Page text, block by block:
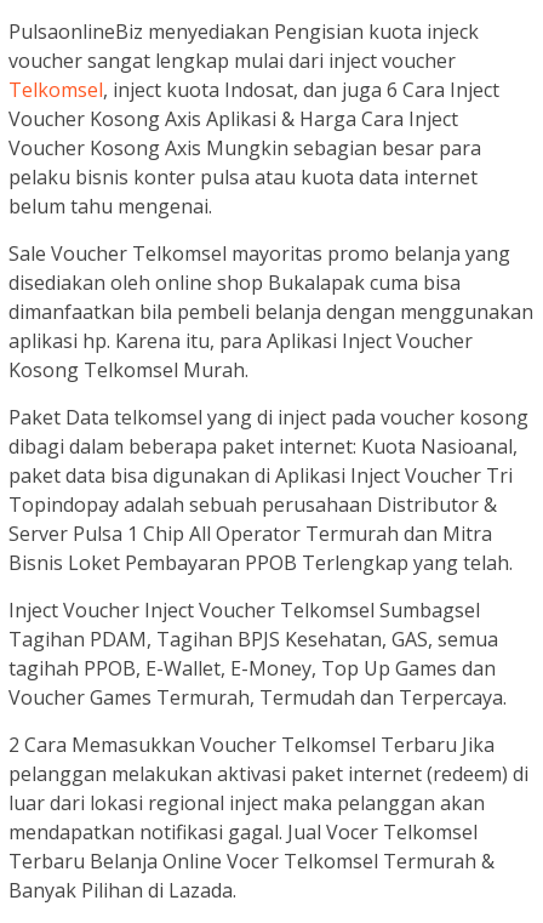
PulsaonlineBiz menyediakan Pengisian kuota injeck
voucher sangat lengkap mulai dari inject voucher
Telkomsel, inject kuota Indosat, dan juga 6 Cara Inject
Voucher Kosong Axis Aplikasi & Harga Cara Inject
Voucher Kosong Axis Mungkin sebagian besar para
pelaku bisnis konter pulsa atau kuota data internet
belum tahu mengenai.
Sale Voucher Telkomsel mayoritas promo belanja yang
disediakan oleh online shop Bukalapak cuma bisa
dimanfaatkan bila pembeli belanja dengan menggunakan
aplikasi hp. Karena itu, para Aplikasi Inject Voucher
Kosong Telkomsel Murah.
Paket Data telkomsel yang di inject pada voucher kosong
dibagi dalam beberapa paket internet: Kuota Nasioanal,
paket data bisa digunakan di Aplikasi Inject Voucher Tri
Topindopay adalah sebuah perusahaan Distributor &
Server Pulsa 1 Chip All Operator Termurah dan Mitra
Bisnis Loket Pembayaran PPOB Terlengkap yang telah.
Inject Voucher Inject Voucher Telkomsel Sumbagsel
Tagihan PDAM, Tagihan BPJS Kesehatan, GAS, semua
tagihah PPOB, E-Wallet, E-Money, Top Up Games dan
Voucher Games Termurah, Termudah dan Terpercaya.
2 Cara Memasukkan Voucher Telkomsel Terbaru Jika
pelanggan melakukan aktivasi paket internet (redeem) di
luar dari lokasi regional inject maka pelanggan akan
mendapatkan notifikasi gagal. Jual Vocer Telkomsel
Terbaru Belanja Online Vocer Telkomsel Termurah &
Banyak Pilihan di Lazada.